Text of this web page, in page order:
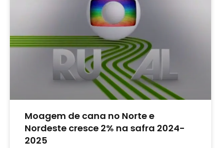
Moagem de cana no Norte e
Nordeste cresce 2% na safra 2024-
2025